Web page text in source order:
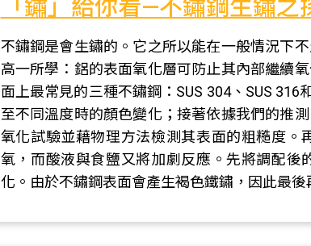
「鏽」給你看—不鏽鋼生鏽之
不鏽鋼是會生鏽的。它之所以能在一般情況下
高一所學：鋁的表面氧化層可防止其內部繼續
面上最常見的三種不鏽鋼：SUS 304、SUS
至不同溫度時的顏色變化；接著依據我們的推
氧化試驗並藉物理方法檢測其表面的粗糙度
氧，而酸液與食鹽又將加劇反應。先將調配
化。由於不鏽鋼表面會產生褐色鐵鏽，因此最